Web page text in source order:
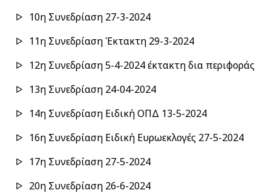
10η Συνεδρίαση 27-3-2024
11η Συνεδρίαση Έκτακτη 29-3-2024
12η Συνεδρίαση 5-4-2024 έκτακτη δια περιφοράς
13η Συνεδρίαση 24-04-2024
14η Συνεδρίαση Ειδική ΟΠΔ 13-5-2024
16η Συνεδρίαση Ειδική Ευρωεκλογές 27-5-2024
17η Συνεδρίαση 27-5-2024
20η Συνεδρίαση 26-6-2024